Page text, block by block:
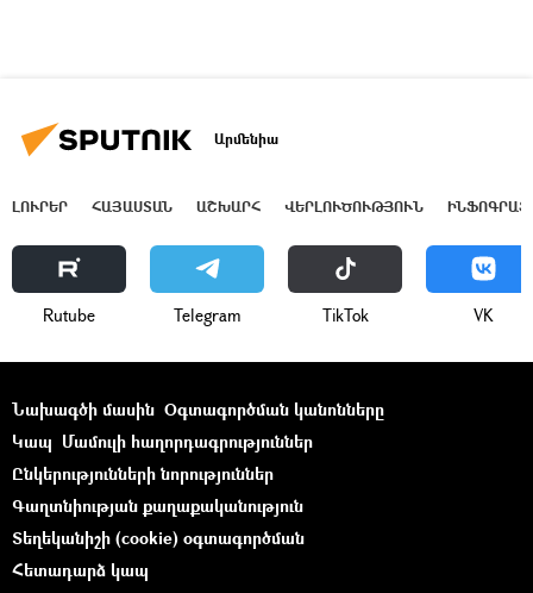
Արմենիա
ԼՈՒՐԵՐ ՀԱՅԱՍՏԱՆ ԱՇԽԱՐՀ ՎԵՐԼՈՒԾՈՒԹՅՈՒՆ
Rutube Telegram ТikТоk VK
Նախագծի մասին Օգտագործման կանոնները
Կապ Մամուլի հաղորդագրություններ
Ընկերությունների նորություններ
Գաղտնիության քաղաքականություն
Տեղեկանիշի (cookie) օգտագործման
Հետադարձ կապ